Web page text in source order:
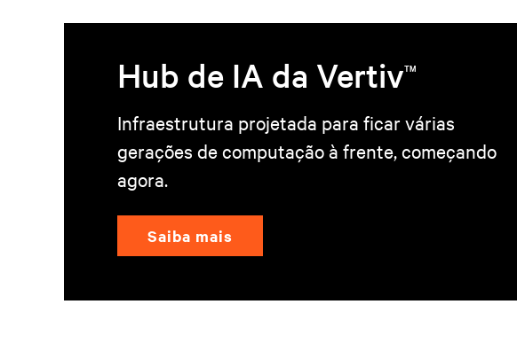
Hub de IA da VertivTM
Infraestrutura projetada para ficar várias
gerações de computação à frente, começando
agora.
Saiba mais